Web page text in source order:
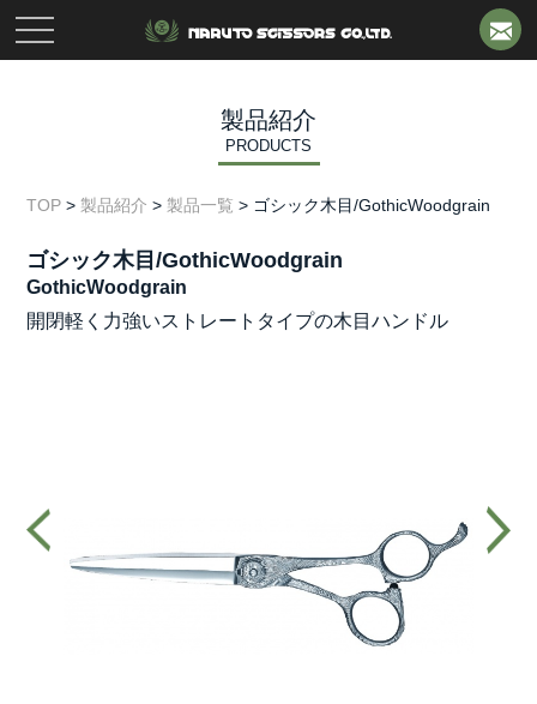
toggle
navigation
製品紹介
PRODUCTS
TOP >製品紹介 >製品一覧 > ゴシック木目/GothicWoodgrain
ゴシック木目/GothicWoodgrain
GothicWoodgrain
開閉軽く力強いストレートタイプの木目ハンドル